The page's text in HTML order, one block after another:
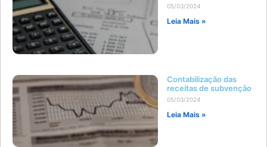
05/03/2024
Leia Mais »
Contabilização das
receitas de subvenção
05/03/2024
Leia Mais »